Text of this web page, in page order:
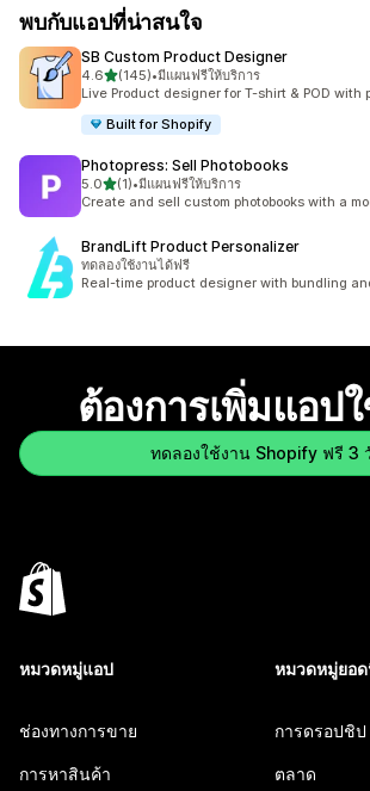
พบกับแอปที่น่าสนใจ
SB Custom Product Designer
4.6เต็ม 5 ดาว
(145)
ทั้งหมด 145 รีวิว
•มีแผนฟรีให้บริการ
Live Product designer for T-shirt & POD with
Built for Shopify
Photopress: Sell Photobooks
5.0เต็ม 5 ดาว
(1)
ทั้งหมด 1 รีวิว
•มีแผนฟรีให้บริการ
Create and sell custom photobooks with a
BrandLift Product Personalizer
ทดลองใช้งานได้ฟรี
Real-time product designer with bundling
ต้องการเพิ่มแอป
ทดลองใช้งาน Shopify ฟรี 3
หมวดหมู่แอป
ช่องทางการขาย
การหาสินค้า
หมวดหมู่ยอ
การดรอปชิป
ตลาด